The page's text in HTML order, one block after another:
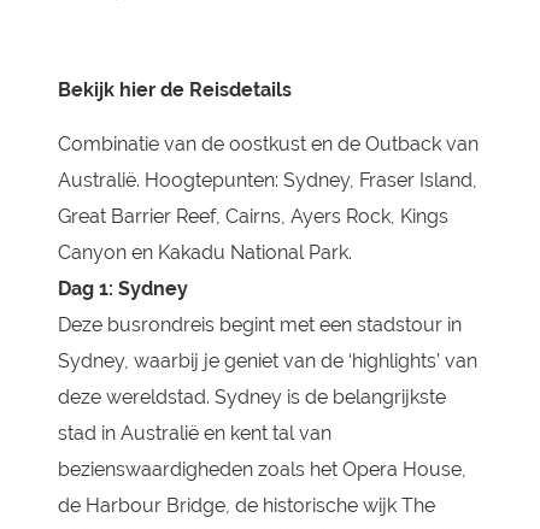
Bekijk hier de Reisdetails
Combinatie van de oostkust en de Outback van
Australië. Hoogtepunten: Sydney, Fraser Island,
Great Barrier Reef, Cairns, Ayers Rock, Kings
Canyon en Kakadu National Park.
Dag 1: Sydney
Deze busrondreis begint met een stadstour in
Sydney, waarbij je geniet van de ‘highlights’ van
deze wereldstad. Sydney is de belangrijkste
stad in Australië en kent tal van
bezienswaardigheden zoals het Opera House,
de Harbour Bridge, de historische wijk The